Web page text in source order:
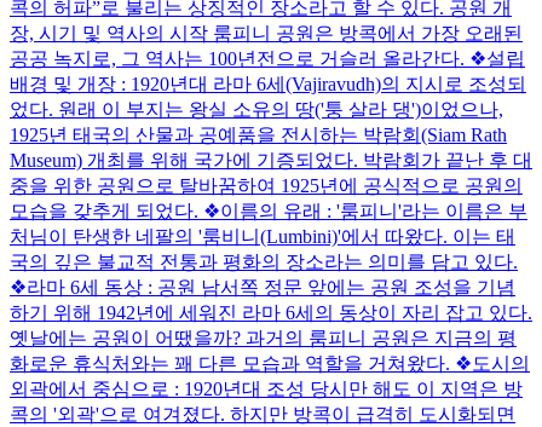
콕의 허파”로 불리는 상징적인 장소라고 할 수 있다. 공원 개
장, 시기 및 역사의 시작 룸피니 공원은 방콕에서 가장 오래된
공공 녹지로, 그 역사는 100년전으로 거슬러 올라간다. ❖설립
배경 및 개장 : 1920년대 라마 6세(Vajiravudh)의 지시로 조성되
었다. 원래 이 부지는 왕실 소유의 땅('퉁 살라 댕')이었으나,
1925년 태국의 산물과 공예품을 전시하는 박람회(Siam Rath
Museum) 개최를 위해 국가에 기증되었다. 박람회가 끝난 후 대
중을 위한 공원으로 탈바꿈하여 1925년에 공식적으로 공원의
모습을 갖추게 되었다. ❖이름의 유래 : '룸피니'라는 이름은 부
처님이 탄생한 네팔의 '룸비니(Lumbini)'에서 따왔다. 이는 태
국의 깊은 불교적 전통과 평화의 장소라는 의미를 담고 있다.
❖라마 6세 동상 : 공원 남서쪽 정문 앞에는 공원 조성을 기념
하기 위해 1942년에 세워진 라마 6세의 동상이 자리 잡고 있다.
옛날에는 공원이 어땠을까? 과거의 룸피니 공원은 지금의 평
화로운 휴식처와는 꽤 다른 모습과 역할을 거쳐왔다. ❖도시의
외곽에서 중심으로 : 1920년대 조성 당시만 해도 이 지역은 방
콕의 '외곽'으로 여겨졌다. 하지만 방콕이 급격히 도시화되면